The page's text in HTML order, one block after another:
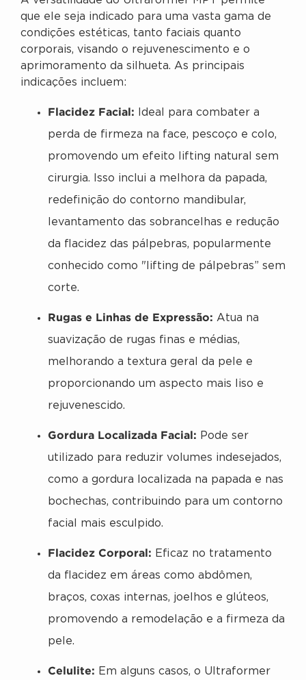
que ele seja indicado para uma vasta gama de
condições estéticas, tanto faciais quanto
corporais, visando o rejuvenescimento e o
aprimoramento da silhueta. As principais
indicações incluem:
Flacidez Facial: Ideal para combater a
perda de firmeza na face, pescoço e colo,
promovendo um efeito lifting natural sem
cirurgia. Isso inclui a melhora da papada,
redefinição do contorno mandibular,
levantamento das sobrancelhas e redução
da flacidez das pálpebras, popularmente
conhecido como "lifting de pálpebras” sem
corte.
Rugas e Linhas de Expressão: Atua na
suavização de rugas finas e médias,
melhorando a textura geral da pele e
proporcionando um aspecto mais liso e
rejuvenescido.
Gordura Localizada Facial: Pode ser
utilizado para reduzir volumes indesejados,
como a gordura localizada na papada e nas
bochechas, contribuindo para um contorno
facial mais esculpido.
Flacidez Corporal: Eficaz no tratamento
da flacidez em áreas como abdômen,
braços, coxas internas, joelhos e glúteos,
promovendo a remodelação e a firmeza da
pele.
Celulite: Em alguns casos, o Ultraformer